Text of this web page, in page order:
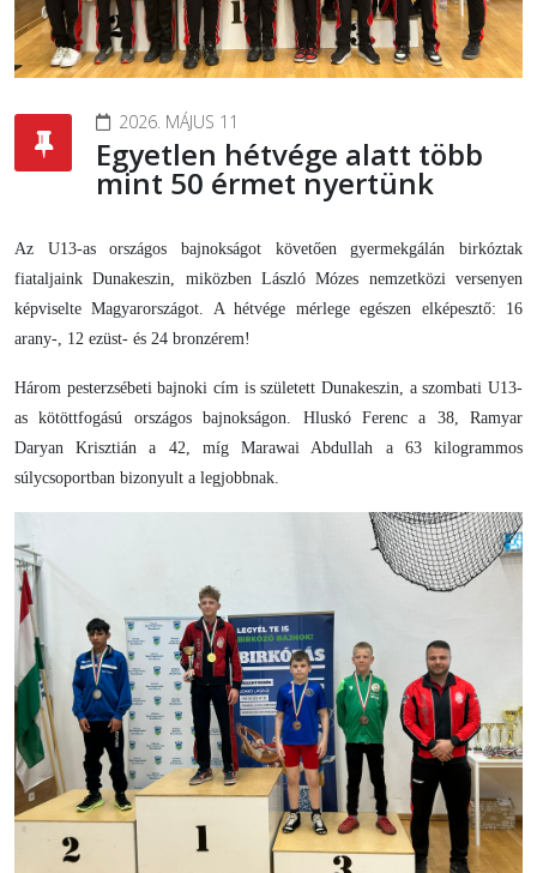
2026. MÁJUS 11
Egyetlen hétvége alatt több
mint 50 érmet nyertünk
Az U13-as országos bajnokságot követően gyermekgálán birkóztak
fiataljaink Dunakeszin, miközben László Mózes nemzetközi versenyen
képviselte Magyarországot. A hétvége mérlege egészen elképesztő: 16
arany-, 12 ezüst- és 24 bronzérem!
Három pesterzsébeti bajnoki cím is született Dunakeszin, a szombati U13-
as kötöttfogású országos bajnokságon. Hluskó Ferenc a 38, Ramyar
Daryan Krisztián a 42, míg Marawai Abdullah a 63 kilogrammos
súlycsoportban bizonyult a legjobbnak.